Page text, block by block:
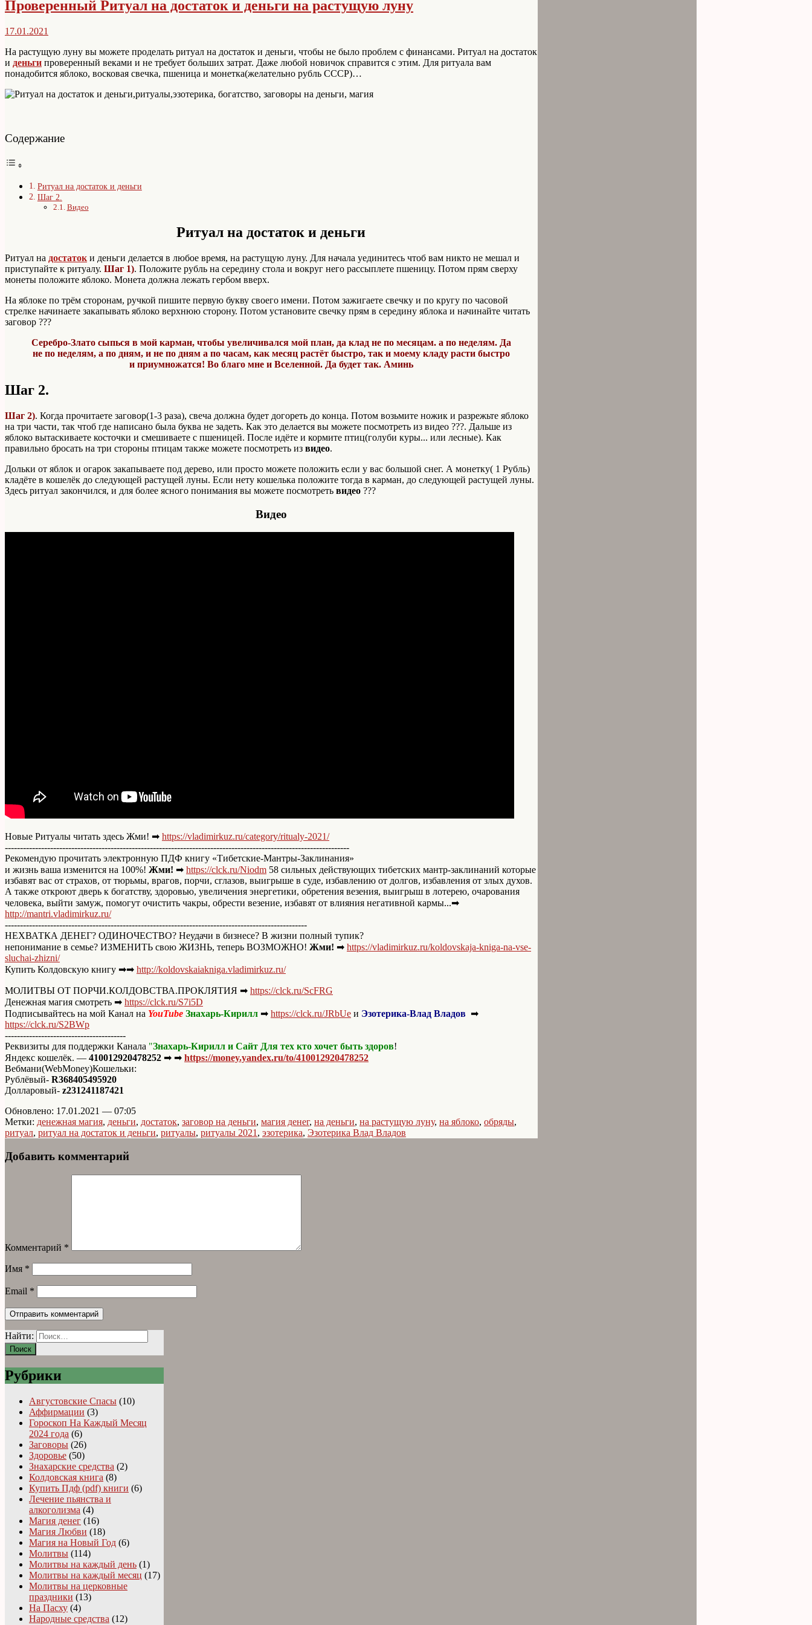
Проверенный Ритуал на достаток и деньги на растущую луну
17.01.2021
На растущую луну вы можете проделать ритуал на достаток и деньги, чтобы не было проблем с финансами. Ритуал на достаток
и деньги проверенный веками и не требует больших затрат. Даже любой новичок справится с этим. Для ритуала вам
понадобится яблоко, восковая свечка, пшеница и монетка(желательно рубль СССР)…
Содержание
Ритуал на достаток и деньги
Шаг 2.
Видео
Ритуал на достаток и деньги
Ритуал на достаток и деньги делается в любое время, на растущую луну. Для начала уединитесь чтоб вам никто не мешал и
приступайте к ритуалу. Шаг 1). Положите рубль на середину стола и вокруг него рассыплете пшеницу. Потом прям сверху
монеты положите яблоко. Монета должна лежать гербом вверх.
На яблоке по трём сторонам, ручкой пишите первую букву своего имени. Потом зажигаете свечку и по кругу по часовой
стрелке начинаете закапывать яблоко верхнюю сторону. Потом установите свечку прям в середину яблока и начинайте читать
заговор ???
Серебро-Злато сыпься в мой карман, чтобы увеличивался мой план, да клад не по месяцам. а по неделям. Да
не по неделям, а по дням, и не по дням а по часам, как месяц растёт быстро, так и моему кладу расти быстро
и приумножатся! Во благо мне и Вселенной. Да будет так. Аминь
Шаг 2.
Шаг 2). Когда прочитаете заговор(1-3 раза), свеча должна будет догореть до конца. Потом возьмите ножик и разрежьте яблоко
на три части, так чтоб где написано была буква не задеть. Как это делается вы можете посмотреть из видео ???. Дальше из
яблоко вытаскиваете косточки и смешиваете с пшеницей. После идёте и кормите птиц(голуби куры... или лесные). Как
правильно бросать на три стороны птицам также можете посмотреть из видео.
Дольки от яблок и огарок закапываете под дерево, или просто можете положить если у вас большой снег. А монетку( 1 Рубль)
кладёте в кошелёк до следующей растущей луны. Если нету кошелька положите тогда в карман, до следующей растущей луны.
Здесь ритуал закончился, и для более ясного понимания вы можете посмотреть видео ???
Видео
Новые Ритуалы читать здесь Жми! ➡ https://vladimirkuz.ru/category/ritualy-2021/
------------------------------------------------------------------------------------------------------------------
Рекомендую прочитать электронную ПДФ книгу «Тибетские-Мантры-Заклинания»
и жизнь ваша изменится на 100%! Жми! ➡ https://clck.ru/Niodm 58 сильных действующих тибетских мантр-заклинаний которые
избавят вас от страхов, от тюрьмы, врагов, порчи, сглазов, выигрыше в суде, избавлению от долгов, избавления от злых духов.
А также откроют дверь к богатству, здоровью, увеличения энергетики, обретения везения, выигрыш в лотерею, очарования
человека, выйти замуж, помогут очистить чакры, обрести везение, избавят от влияния негативной кармы...➡
http://mantri.vladimirkuz.ru/
----------------------------------------------------------------------------------------------------
НЕХВАТКА ДЕНЕГ? ОДИНОЧЕСТВО? Неудачи в бизнесе? В жизни полный тупик?
непонимание в семье? ИЗМЕНИТЬ свою ЖИЗНЬ, теперь ВОЗМОЖНО! Жми! ➡ https://vladimirkuz.ru/koldovskaja-kniga-na-vse-
sluchai-zhizni/
Купить Колдовскую книгу ➡➡ http://koldovskaiakniga.vladimirkuz.ru/
МОЛИТВЫ ОТ ПОРЧИ.КОЛДОВСТВА.ПРОКЛЯТИЯ ➡ https://clck.ru/ScFRG
Денежная магия смотреть ➡ https://clck.ru/S7i5D
Подписывайтесь на мой Канал на YouTube Знахарь-Кирилл ➡ https://clck.ru/JRbUe и Эзотерика-Влад Владов ➡
https://clck.ru/S2BWp
----------------------------------------
Реквизиты для поддержки Канала "Знахарь-Кирилл и Сайт Для тех кто хочет быть здоров!
Яндекс кошелёк. — 410012920478252 ➡ ➡ https://money.yandex.ru/to/410012920478252
Вебмани(WebMoney)Кошельки:
Рублёвый- R368405495920
Долларовый- z231241187421
Обновлено: 17.01.2021 — 07:05
Метки: денежная магия, деньги, достаток, заговор на деньги, магия денег, на деньги, на растущую луну, на яблоко, обряды,
ритуал, ритуал на достаток и деньги, ритуалы, ритуалы 2021 , эзотерика, Эзотерика Влад Владов
Добавить комментарий
Комментарий *
Имя *
Email *
Найти:
Рубрики
Августовские Спасы (10)
Аффирмации (3)
Гороскоп На Каждый Месяц
2024 года (6)
Заговоры (26)
Здоровье (50)
Знахарские средства (2)
Колдовская книга (8)
Купить Пдф (pdf) книги (6)
Лечение пьянства и
алкоголизма (4)
Магия денег (16)
Магия Любви (18)
Магия на Новый Год (6)
Молитвы (114)
Молитвы на каждый день (1)
Молитвы на каждый месяц (17)
Молитвы на церковные
праздники (13)
На Пасху (4)
Народные средства (12)